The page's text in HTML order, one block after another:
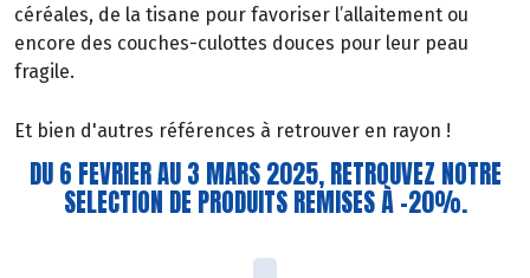
céréales, de la tisane pour favoriser l’allaitement ou
encore des couches-culottes douces pour leur peau
fragile.
Et bien d'autres références à retrouver en rayon !
DU 6 FEVRIER AU 3 MARS 2025, RETROUVEZ NOTRE
SELECTION DE PRODUITS REMISES À -20%.